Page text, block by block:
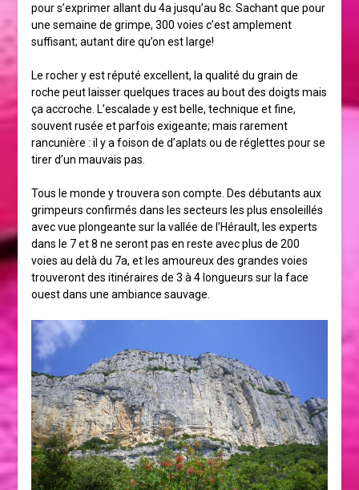
pour s’exprimer allant du 4a jusqu’au 8c. Sachant que pour
une semaine de grimpe, 300 voies c’est amplement
suffisant; autant dire qu’on est large!
Le rocher y est réputé excellent, la qualité du grain de
roche peut laisser quelques traces au bout des doigts mais
ça accroche. L’escalade y est belle, technique et fine,
souvent rusée et parfois exigeante; mais rarement
rancunière : il y a foison de d’aplats ou de réglettes pour se
tirer d’un mauvais pas.
Tous le monde y trouvera son compte. Des débutants aux
grimpeurs confirmés dans les secteurs les plus ensoleillés
avec vue plongeante sur la vallée de l’Hérault, les experts
dans le 7 et 8 ne seront pas en reste avec plus de 200
voies au delà du 7a, et les amoureux des grandes voies
trouveront des itinéraires de 3 à 4 longueurs sur la face
ouest dans une ambiance sauvage.